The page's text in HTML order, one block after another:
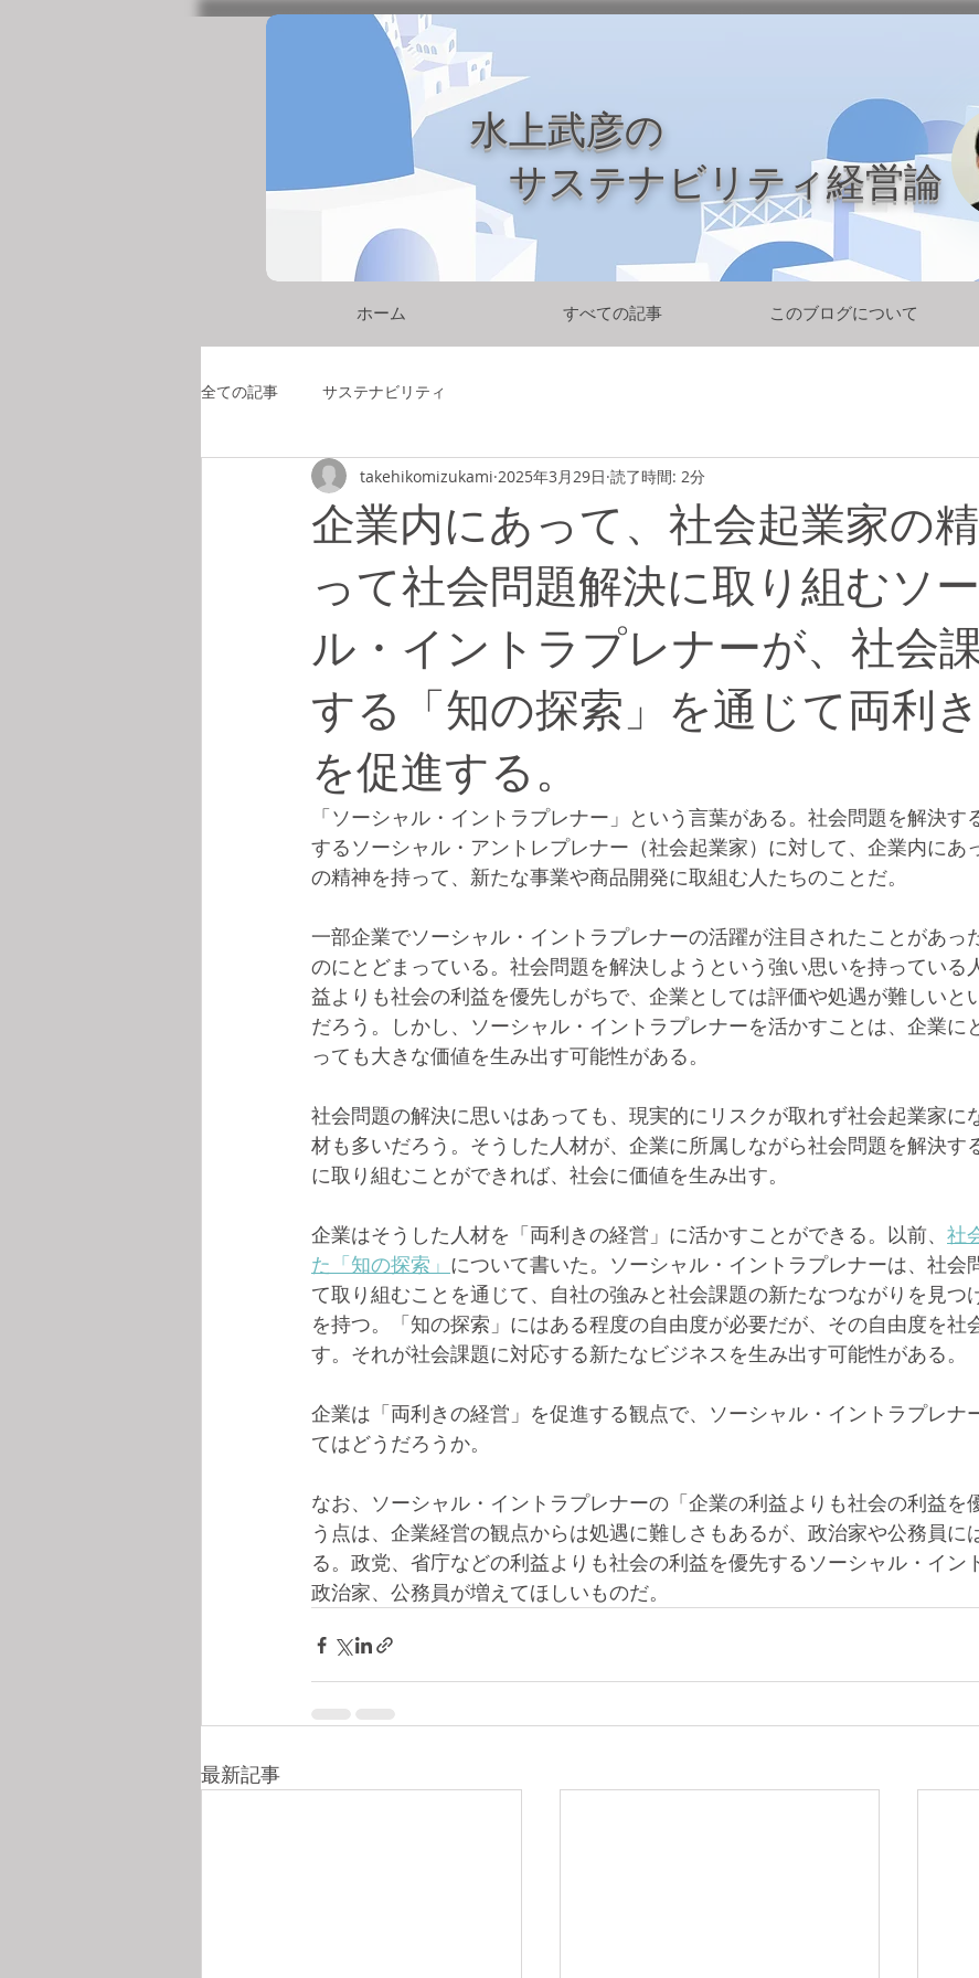
水上武彦の
​ サステナビリティ経営論
ホーム すべての記事 このブログについて
全ての記事 サステナビリティ
企業内にあって、社会起業家の
って社会問題解決に取り組むソ
ル・イントラプレナーが、社会
する「知の探索」を通じて両利
を促進する。
takehikomizukami 2025年3月29日 読了時間: 2分
「ソーシャル・イントラプレナー」という言葉がある。社会問題を解決す
するソーシャル・アントレプレナー（社会起業家）に対して、企業内にあ
の精神を持って、新たな事業や商品開発に取組む人たちのことだ。
一部企業でソーシャル・イントラプレナーの活躍が注目されたことがあっ
のにとどまっている。社会問題を解決しようという強い思いを持っている
益よりも社会の利益を優先しがちで、企業としては評価や処遇が難しいと
だろう。しかし、ソーシャル・イントラプレナーを活かすことは、企業に
っても大きな価値を生み出す可能性がある。
社会問題の解決に思いはあっても、現実的にリスクが取れず社会起業家に
材も多いだろう。そうした人材が、企業に所属しながら社会問題を解決す
に取り組むことができれば、社会に価値を生み出す。
企業はそうした人材を「両利きの経営」に活かすことができる。以前、 社
た「知の探索」 について書いた。ソーシャル・イントラプレナーは、社会
て取り組むことを通じて、自社の強みと社会課題の新たなつながりを見つ
を持つ。「知の探索」にはある程度の自由度が必要だが、その自由度を社
す。それが社会課題に対応する新たなビジネスを生み出す可能性がある。
企業は「両利きの経営」を促進する観点で、ソーシャル・イントラプレナ
てはどうだろうか。
なお、ソーシャル・イントラプレナーの「企業の利益よりも社会の利益を
う点は、企業経営の観点からは処遇に難しさもあるが、政治家や公務員に
る。政党、省庁などの利益よりも社会の利益を優先するソーシャル・イン
政治家、公務員が増えてほしいものだ。
最新記事